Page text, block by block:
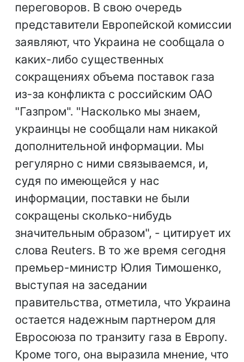
переговоров. В свою очередь
представители Европейской комиссии
заявляют, что Украина не сообщала о
каких-либо существенных
сокращениях объема поставок газа
из-за конфликта с российским ОАО
"Газпром". "Насколько мы знаем,
украинцы не сообщали нам никакой
дополнительной информации. Мы
регулярно с ними связываемся, и,
судя по имеющейся у нас
информации, поставки не были
сокращены сколько-нибудь
значительным образом", - цитирует их
слова Reuters. В то же время сегодня
премьер-министр Юлия Тимошенко,
выступая на заседании
правительства, отметила, что Украина
остается надежным партнером для
Евросоюза по транзиту газа в Европу.
Кроме того, она выразила мнение, что